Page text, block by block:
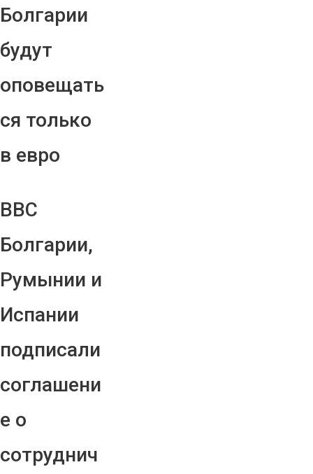
Болгарии
будут
оповещать
ся только
в евро
ВВС
Болгарии,
Румынии и
Испании
подписали
соглашени
е о
сотруднич